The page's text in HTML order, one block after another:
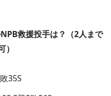
救援投手は？（2人まで
）
35S